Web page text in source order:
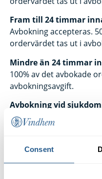
Consent
Fram till 24 timmar
Avbokning accepteras.
ordervärdet tas ut i
Mindre än 24 timmar
100% av det avbokade
avbokningsavgift.
Avbokning vid
ömmande skäl.
Avbokning vid sjukdom
inte ska utkrävas kan M/
begära att sjukdom eller